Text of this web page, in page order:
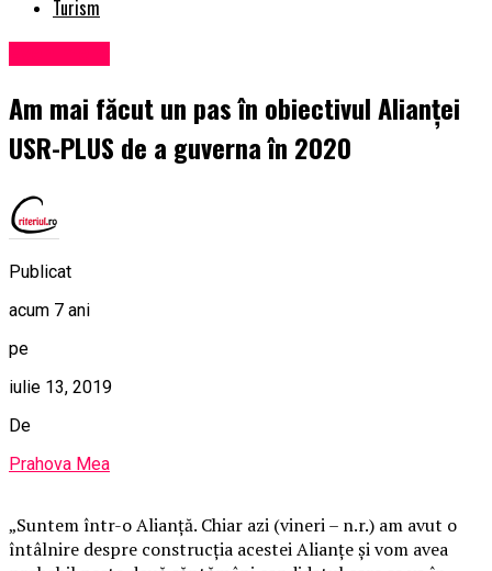
Turism
Am mai făcut un pas în obiectivul Alianţei
USR-PLUS de a guverna în 2020
Publicat
acum 7 ani
pe
iulie 13, 2019
De
Prahova Mea
„Suntem într-o Alianţă. Chiar azi (vineri – n.r.) am avut o
întâlnire despre construcţia acestei Alianţe şi vom avea